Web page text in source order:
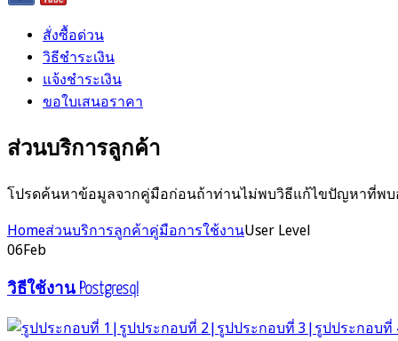
สั่งซื้อด่วน
วิธีชำระเงิน
แจ้งชำระเงิน
ขอใบเสนอราคา
ส่วนบริการลูกค้า
โปรดค้นหาข้อมูลจากคู่มือก่อนถ้าท่านไม่พบวิธีแก้ไขปัญหาที่พบ
Homeส่วนบริการลูกค้าคู่มือการใช้งานUser Level
06Feb
วิธีใช้งาน Postgresql